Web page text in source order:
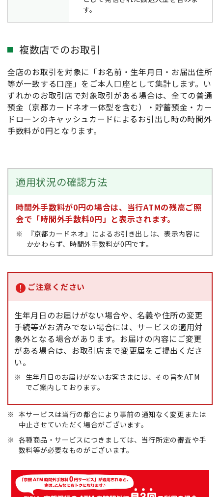
す。
複数店でのお取引
全店のお取引を対象に「お名前・生年月日・お届出住所
等が一致する口座」をご本人口座として集計します。い
ずれかのお取引店で対象取引がある場合は、全ての普通
預金（京都カードネオ一体型を含む）・貯蓄預金・カー
ドローンのキャッシュカードによるお引出し時の時間外
手数料が0円となります。
適用状況の確認方法
時間外手数料が0円の場合は、当行ATMの残高ご照
会で「時間外手数料0円」と表示されます。
※
『京都カードネオ』によるお引き出しは、表示内容に
かかわらず、時間外手数料が0円です。
ご注意ください
生年月日のお届けがない場合や、名義や住所の変更
手続等がお済みでない場合には、サービスの適用対
象外となる場合があります。お届けの内容にご変更
がある場合は、お取引店まで変更届をご提出くださ
い。
※ 生年月日のお届けがないお客さまには、その旨をATM
でご案内しております。
※ 本サービスは当行の都合により事前の通知なく変更または
中止させていただく場合がございます。
※ 各種商品・サービスにつきましては、当行所定の審査や手
数料等が必要なものがございます。